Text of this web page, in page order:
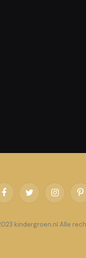
FacebookTwitter Instagram
kindergroen.nl Alle